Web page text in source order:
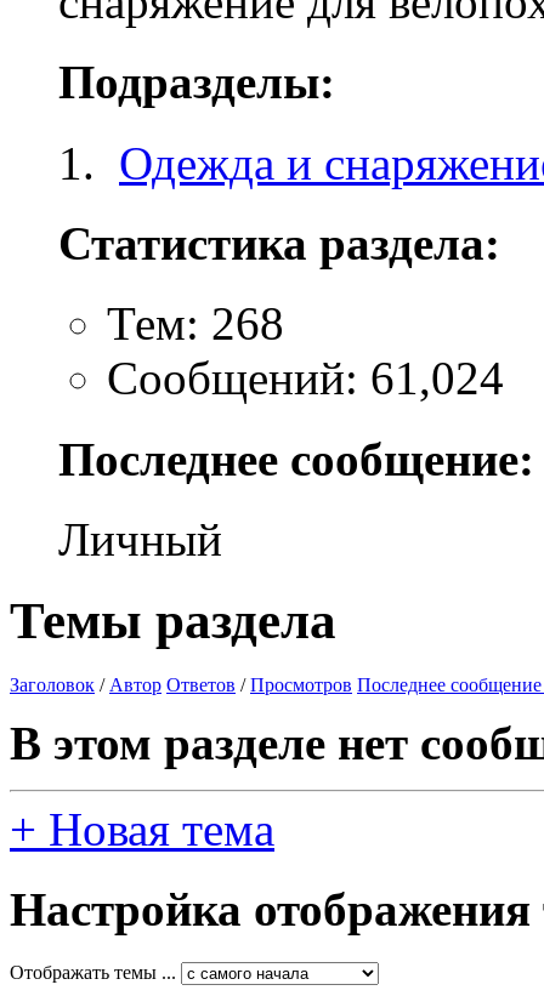
Подразделы:
Одежда и
Статистика раздела:
Тем: 268
Сообщений: 61,024
Последнее сообщение:
Личный
Темы раздела
Заголовок / Автор Ответов /Просмотров Последнее сообщение
В этом разделе нет
+ Новая тема
Настройка отображения
Отображать темы ...